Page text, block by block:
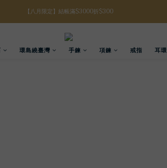
【八月限定】結帳滿$3000折$300
【滿額好禮】結帳滿$5000贈誕生石手鍊
環島繞臺灣 手鍊 項鍊 戒指 耳環